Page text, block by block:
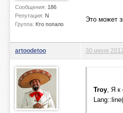
Сообщения: 186
Репутация: N
Группа: Кто попало
Это может
artoodetoo 30 июня
Troy, Я к